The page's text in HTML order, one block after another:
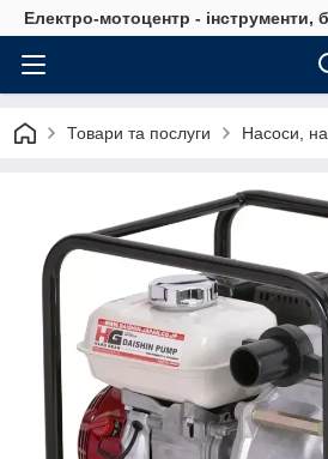
Електро-мотоцентр - інструменти,
Товари та послуги Насоси,